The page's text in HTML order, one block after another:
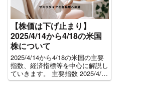
【株価は下げ止まり】
2025/4/14から4/18の米国
株について
2025/4/14から4/18の米国の主要
指数、経済指標等を中心に解説し
ていきます。 主要指数 2025/4/14
から4/18の1週間のパフォーマン